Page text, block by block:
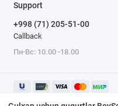
Support
+998 (71) 205-51-00
Callback
Пн-Вс: 10.00 -18.00